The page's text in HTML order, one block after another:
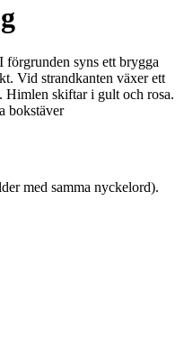
syns ett brygga
Vid strandkanten växer ett
Himlen skiftar i gult och rosa.
bokstäver
med samma nyckelord).